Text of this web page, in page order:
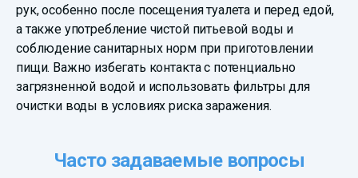
рук, особенно после посещения туалета и перед едой,
а также употребление чистой питьевой воды и
соблюдение санитарных норм при приготовлении
пищи. Важно избегать контакта с потенциально
загрязненной водой и использовать фильтры для
очистки воды в условиях риска заражения.
Часто задаваемые вопросы